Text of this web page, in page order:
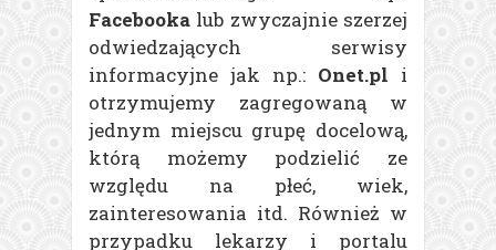
Facebooka lub zwyczajnie szerzej
odwiedzających serwisy
informacyjne jak np.: Onet.pl i
otrzymujemy zagregowaną w
jednym miejscu grupę docelową,
którą możemy podzielić ze
względu na płeć, wiek,
zainteresowania itd. Również w
przypadku lekarzy i portalu